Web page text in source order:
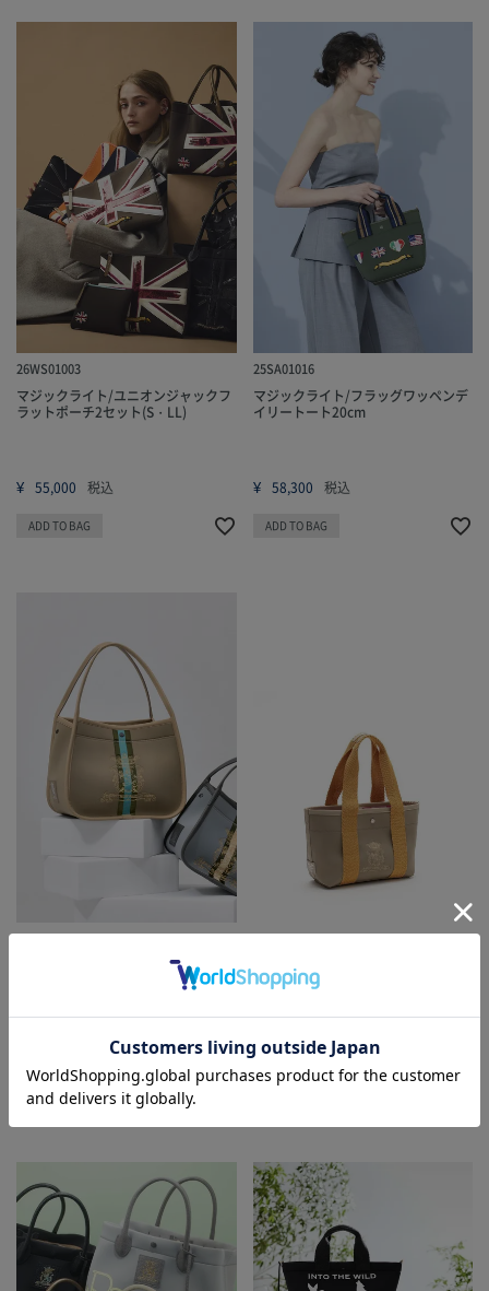
26WS01003
マジックライト/ユニオンジャックフ
ラットポーチ2セット(S・LL)
¥ 55,000 税込
ADD TO BAG
25SA01016
マジックライト/フラッグワッペンデ
イリートート20cm
¥ 58,300 税込
ADD TO BAG
25SS01028
マジックライト/センターリボンベル
税込
ADD TO BAG
23SC080310_1
マジックライト/ステッチ刺しゅうワ
イドデイリートート
¥ 59,950 税込